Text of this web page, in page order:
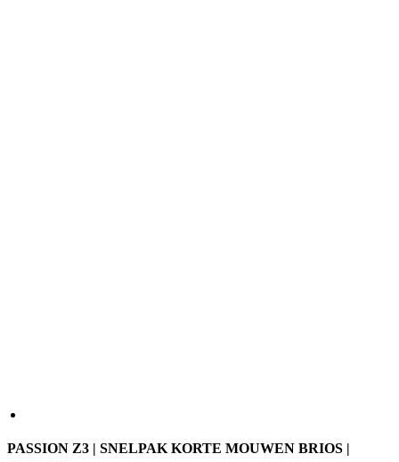
PASSION Z3 | SNELPAK KORTE MOUWEN BRIOS |